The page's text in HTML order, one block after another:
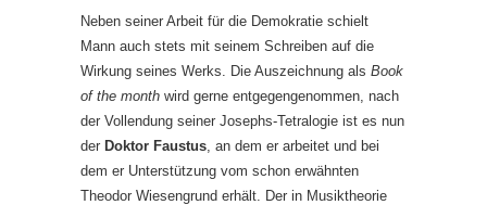
Neben seiner Arbeit für die Demokratie schielt
Mann auch stets mit seinem Schreiben auf die
Wirkung seines Werks. Die Auszeichnung als Book
of the month wird gerne entgegengenommen, nach
der Vollendung seiner Josephs-Tetralogie ist es nun
der Doktor Faustus , an dem er arbeitet und bei
dem er Unterstützung vom schon erwähnten
Theodor Wiesengrund erhält. Der in Musiktheorie